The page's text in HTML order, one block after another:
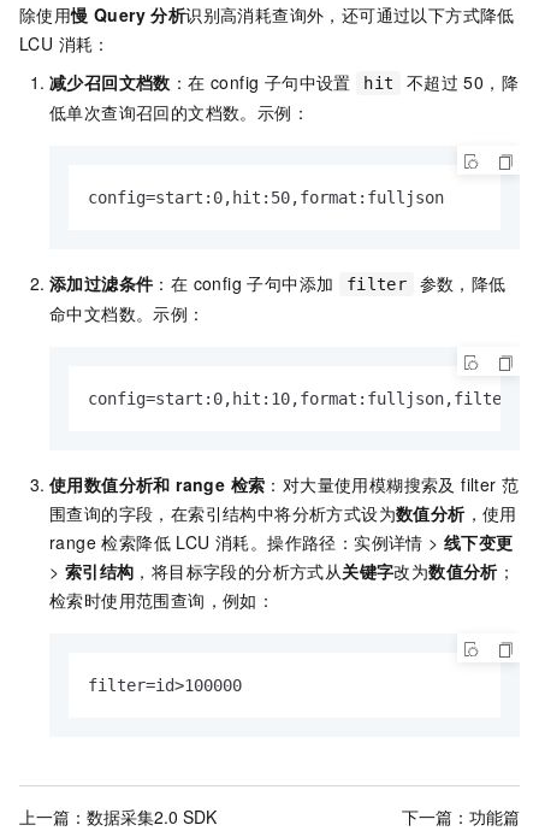
除使用慢 Query 分析识别高消耗查询外，还可通过以下方式降低
LCU 消耗：
减少召回文档数 ：在 config 子句中设置 hit
不超过 50，降
低单次查询召回的文档数。示例：
config=start:0,hit:50,format:fulljson
添加过滤条件 ：在 config 子句中添加 filter
参数，降低
命中文档数。示例：
使用数值分析和 range 检索 ：对大量使用模糊搜索及 filter 范
围查询的字段，在索引结构中将分析方式设为数值分析，使用
range 检索降低 LCU 消耗。操作路径：实例详情 > 线下变更
> 索引结构 ，将目标字段的分析方式从关键字改为数值分析；
检索时使用范围查询，例如：
filter=id>100000
上一篇： 数据采集2.0 SDK 下一篇： 功能篇